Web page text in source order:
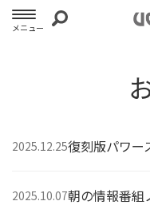
メニュー
2025.12.25復刻版パワー
2025.10.07朝の情報番組